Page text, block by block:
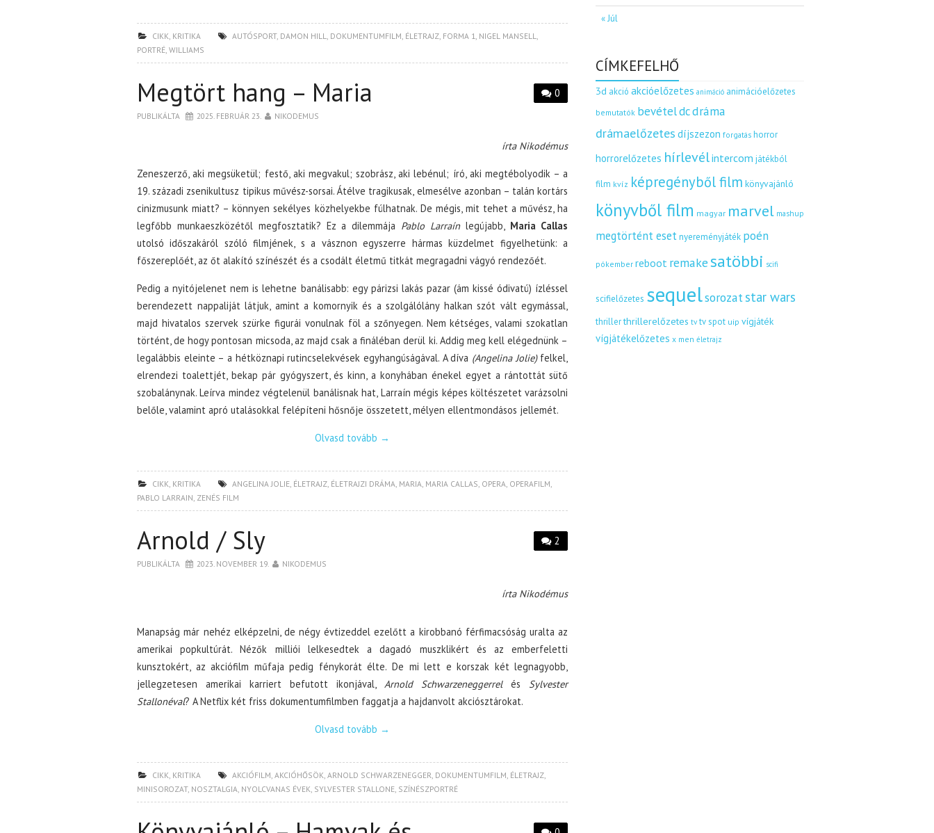
CIKK KRITIKA AUTÓSPORT, DAMON HILL DOKUMENTUMFILM ÉLETRAJZ, FORMA 1 NIGEL MANSELL
PORTRÉ WILLIAMS
0
Megtört hang – Maria
PUBLIKÁLTA 2025. FEBRUÁR 23. NIKODEMUS
írta Nikodémus
Zeneszerző, aki megsüketül; festő, aki megvakul; szobrász, aki lebénul; író, aki megtébolyodik – a
19. századi zsenikultusz tipikus művész-sorsai. Átélve tragikusak, elmesélve azonban – talán kortárs
cinizmusunk miatt? – könnyen sekélyes közhelyekbe fúlhatnak. De mégis, mit tehet a művész, ha
legfőbb munkaeszközétől megfosztatik? Ez a dilemmája Pablo Larraínlegújabb, Maria Callas
utolsó időszakáról szóló filmjének, s a vásznon egyszerre hármas küzdelmet figyelhetünk: a
főszereplőét, az őt alakító színészét és a csodált életmű titkát megragadni vágyó rendezőét.
Pedig a nyitójelenet nem is lehetne banálisabb: egy párizsi lakás pazar (ám kissé ódivatú) ízléssel
berendezett nappaliját látjuk, amint a komornyik és a szolgálólány halkan szót vált egymással,
majd hivatalos szervek szürke figurái vonulnak föl a szőnyegen. Nem kétséges, valami szokatlan
történt, de hogy pontosan micsoda, az majd csak a fináléban derül ki. Addig meg kell elégednünk –
legalábbis eleinte – a hétköznapi rutincselekvések egyhangúságával. A díva (Angelina Jolie)felkel,
elrendezi toalettjét, bekap pár gyógyszert, és kinn, a konyhában énekel egyet a rántottát sütő
szobalánynak. Leírva mindez végtelenül banálisnak hat, Larraín mégis képes költészetet varázsolni
belőle, valamint apró utalásokkal felépíteni hősnője összetett, mélyen ellentmondásos jellemét.
Olvasd tovább →
CIKK KRITIKA ANGELINA JOLIE, ÉLETRAJZ, ÉLETRAJZI DRÁMA MARIA MARIA CALLAS OPERA OPERAFILM
PABLO LARRAIN ZENÉS FILM
2
Arnold / Sly
PUBLIKÁLTA 2023. NOVEMBER 19. NIKODEMUS
írta Nikodémus
Manapság már nehéz elképzelni, de négy évtizeddel ezelőtt a kirobbanó férfimacsóság uralta az
amerikai popkultúrát. Nézők milliói lelkesedtek a dagadó muszklikért és az emberfeletti
kunsztokért, az akciófilm műfaja pedig fénykorát élte. De mi lett e korszak két legnagyobb,
jellegzetesen amerikai karriert befutott ikonjával,Arnold Schwarzeneggerrelés Sylvester
Stallonéval? A Netflix két friss dokumentumfilmben faggatja a hajdanvolt akciósztárokat.
Olvasd tovább →
CIKK KRITIKA AKCIÓFILM AKCIÓHŐSÖK ARNOLD SCHWARZENEGGER DOKUMENTUMFILM ÉLETRAJZ,
MINISOROZAT, NOSZTALGIA NYOLCVANAS ÉVEK SYLVESTER STALLONE SZÍNÉSZPORTRÉ
« Júl
CÍMKEFELHŐ
3d akció akcióelőzetes animáció animációelőzetes
bemutatók bevételdcdráma
drámaelőzetes díjszezon forgatás horror
horrorelőzetes hírlevélintercom játékból
film kvíz képregényből film könyvajánló
könyvből film magyar marvel mashup
megtörtént esetnyereményjáték poén
pókember reboot remakesatöbbi scifi
scifielőzetes sequelsorozatstar wars
thrillerthrillerelőzetes tv tv spot uip vígjáték
vígjátékelőzetes x men életrajz